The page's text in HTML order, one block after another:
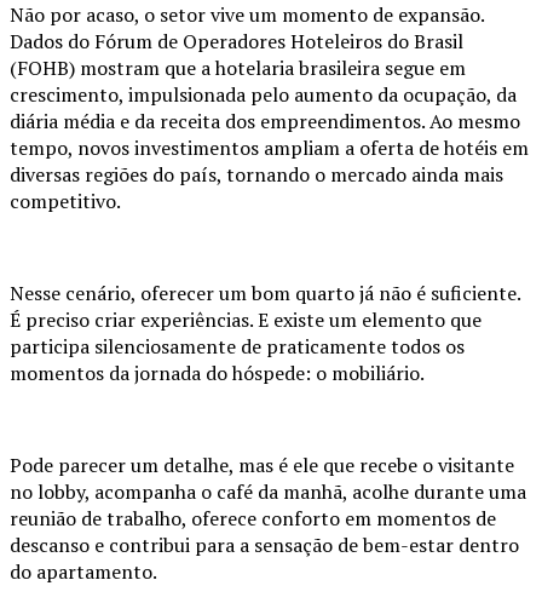
Não por acaso, o setor vive um momento de expansão.
Dados do Fórum de Operadores Hoteleiros do Brasil
(FOHB) mostram que a hotelaria brasileira segue em
crescimento, impulsionada pelo aumento da ocupação, da
diária média e da receita dos empreendimentos. Ao mesmo
tempo, novos investimentos ampliam a oferta de hotéis em
diversas regiões do país, tornando o mercado ainda mais
competitivo.
Nesse cenário, oferecer um bom quarto já não é suficiente.
É preciso criar experiências. E existe um elemento que
participa silenciosamente de praticamente todos os
momentos da jornada do hóspede: o mobiliário.
Pode parecer um detalhe, mas é ele que recebe o visitante
no lobby, acompanha o café da manhã, acolhe durante uma
reunião de trabalho, oferece conforto em momentos de
descanso e contribui para a sensação de bem-estar dentro
do apartamento.